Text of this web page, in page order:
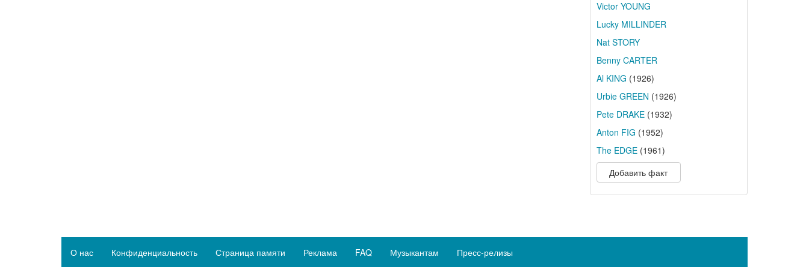
Victor YOUNG
Lucky MILLINDER
Nat STORY
Benny CARTER
Al KING (1926)
Urbie GREEN (1926)
Pete DRAKE(1932)
Anton FIG (1952)
The EDGE(1961)
Добавить факт
О нас Конфиденциальность Страница памяти Реклама FAQ Музыкантам Пресс-релизы